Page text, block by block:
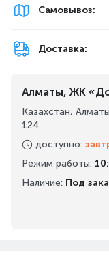
прослужит
Самовывоз:
Доставка:
Алматы, ЖК
Казахстан,
124
доступно:
Режим работы:
Наличие: Под